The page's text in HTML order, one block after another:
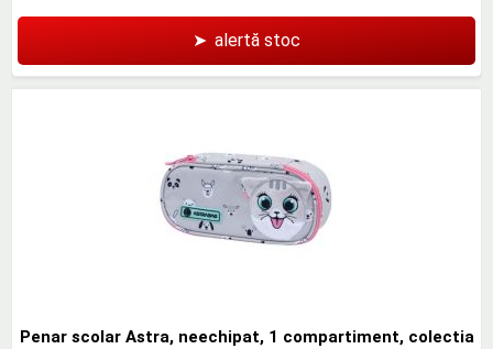
➤ alertă stoc
Penar scolar Astra, neechipat, 1 compartiment, colectia